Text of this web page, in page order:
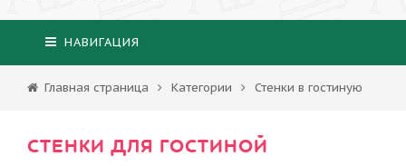
НАВИГАЦИЯ
Главная страница Категории Стенки в гостиную
СТЕНКИ ДЛЯ ГОСТИНОЙ